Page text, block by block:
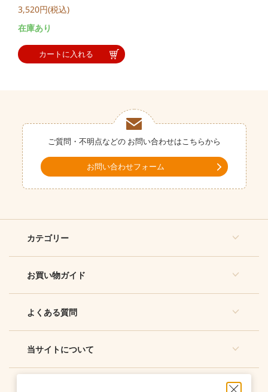
3,520円(税込)
在庫あり
カートに入れる
ご質問・不明点などの お問い合わせはこちらから
お問い合わせフォーム
カテゴリー
お買い物ガイド
よくある質問
当サイトについて